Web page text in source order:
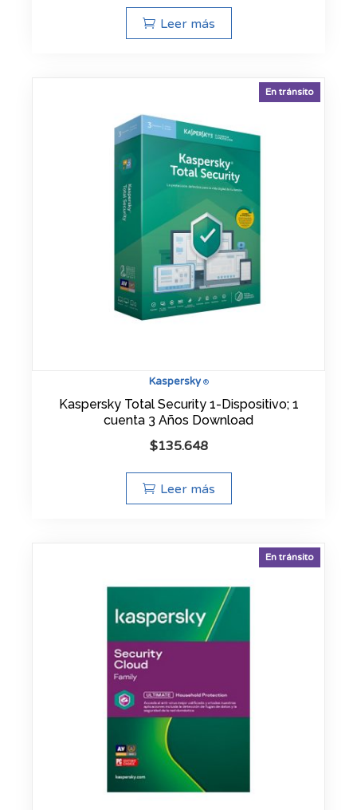
Leer más
Kaspersky®
En tránsito
Kaspersky Total Security 1-Dispositivo; 1
cuenta 3 Años Download
$135.648
Leer más
En tránsito